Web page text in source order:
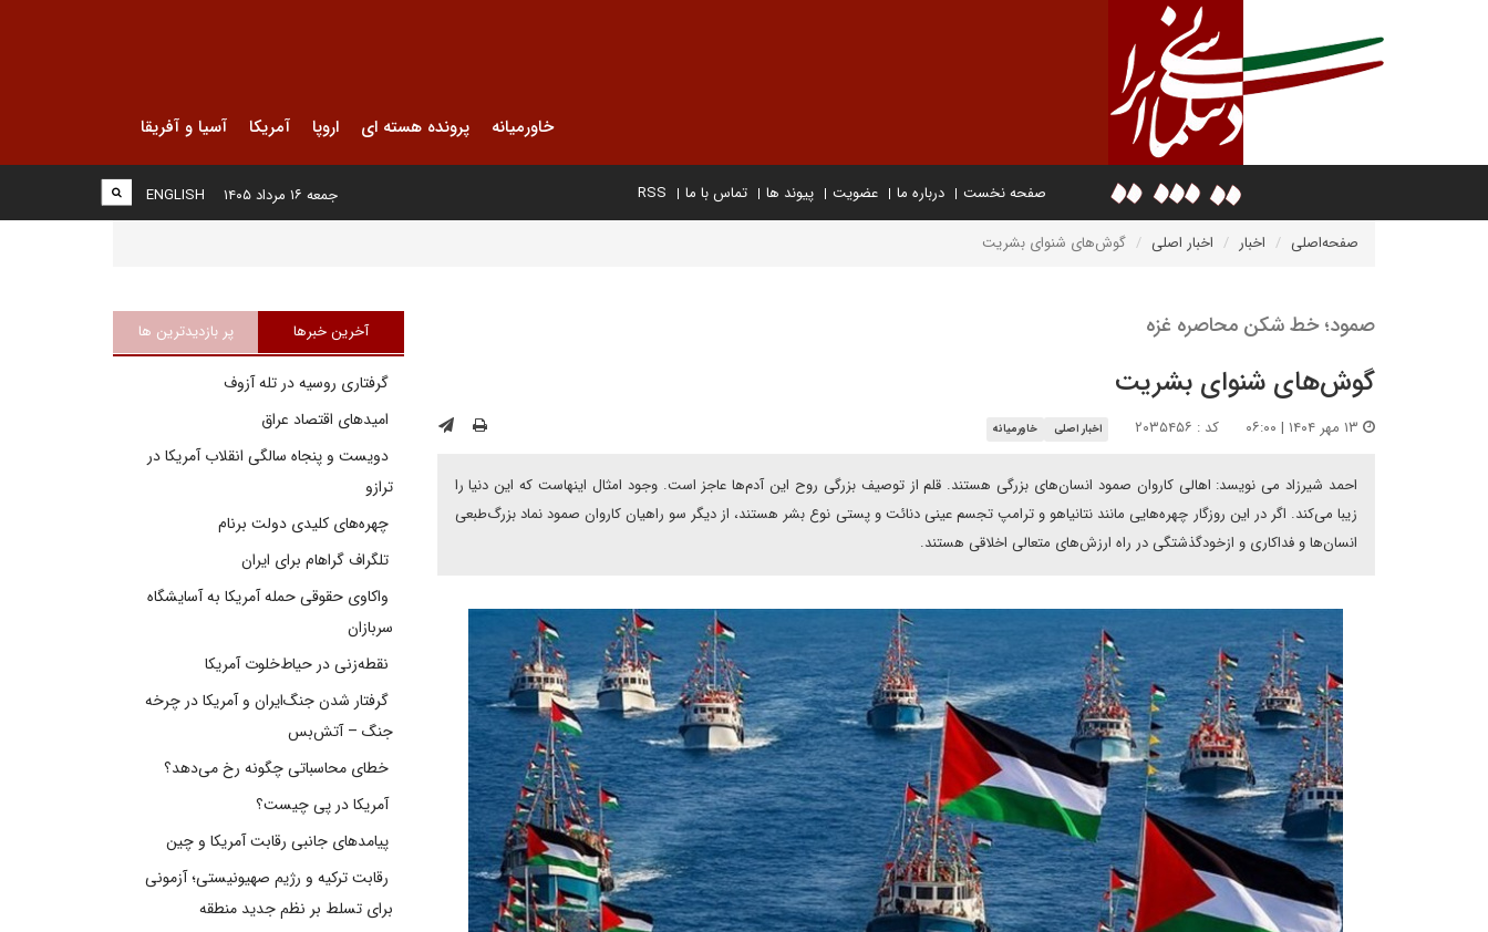
خاورمیانه پرونده هسته ای اروپا آمریکا آسیا و آفریقا
صفحه نخست درباره ما عضویت پیوند ها تماس با ما RSS
ENGLISH جمعه ۱۶ مرداد ۱۴۰۵
صفحه‌اصلی اخبار اخبار اصلی ‌گوش‌های شنوای بشریت
صمود؛ خط شکن محاصره غزه
‌گوش‌های شنوای بشریت
کد : ۲۰۳۵۴۵۶ اخبار اصلی خاورمیانه
احمد شیرزاد می نویسد: ‌اهالی کاروان صمود انسان‌های بزرگی هستند. قلم از توصیف بزرگی روح این آدم‌ها عاجز است. وجود امثال اینهاست که این دنیا را
زیبا می‌کند. اگر در این روزگار چهره‌هایی مانند نتانیاهو و ترامپ تجسم عینی دنائت و پستی نوع بشر هستند، از دیگر سو راهیان کاروان صمود نماد بزرگ‌طبعی
انسان‌ها و فداکاری و ازخودگذشتگی در راه ارزش‌های متعالی اخلاقی هستند.
آخرین خبرها پر بازدیدترین ها
گرفتاری روسیه در تله آزوف
امیدهای اقتصاد عراق
دویست و پنجاه سالگی انقلاب آمریکا در
ترازو
چهره‌های کلیدی دولت برنام
تلگراف گراهام برای ایران
واکاوی حقوقی حمله آمریکا به آسایشگاه
سربازان
نقطه‌زنی در حیاط‌خلوت آمریکا
گرفتار شدن جنگ‌ایران و آمریکا در چرخه
جنگ – آتش‌بس
خطای محاسباتی چگونه رخ می‌دهد؟
آمریکا در پی چیست؟
پیامدهای جانبی رقابت آمریکا و چین
رقابت ترکیه و رژیم صهیونیستی؛ آزمونی
برای تسلط بر نظم جدید منطقه